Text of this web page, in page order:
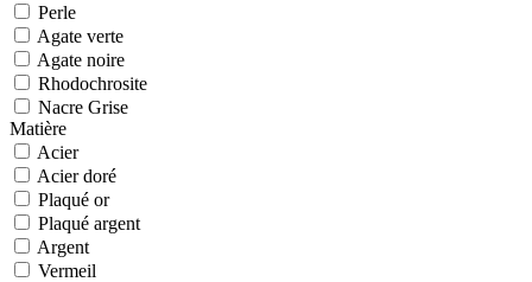
Perle
Agate verte
Agate noire
Rhodochrosite
Nacre Grise
Matière
Acier
Acier doré
Plaqué or
Plaqué argent
Argent
Vermeil